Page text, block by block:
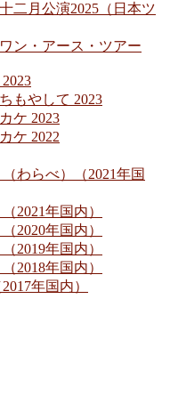
二月公演2025（日本ツ
ン・アース・ツアー
もやして 2023
ケ 2023
ケ 2022
わらべ）（2021年国
2021年国内）
2020年国内）
2019年国内）
2018年国内）
年国内）